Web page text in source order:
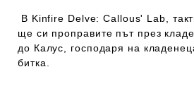
В Kinfire Delve: Callous' Lab,
ще си проправите път през
до Калус, господаря на
битка.